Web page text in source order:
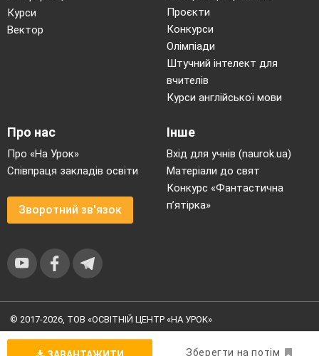
сумне, великеє, зле, живе, слово істини, слово
правди, слово любові, веселеє, незле, святеє,
найкраще, мудре, нове, пророче, огненне.
— козацьке, дівоче, щире, єдине, ніжне,
жіноче, погане, трудне, розбите, старе, чисте,
живе, одиноке, нелукаве, убоге.
— епітети, які у
фольклорних творах, а іноді в інших, часто
вживаються з тими самими словами.
Можна виділити
1.
Портретні характеристики людини
очі, чорні брови, дрібні сльози, стан гнучкий,
дівчина чорнобрива, біле тіло, личко біле,
козаченько молодий, дрібні сльози;
Зберегти на потім
Курси
Вектор
Проєкти
Конкурси
Олімпіади
Штучний інтелект для
вчителів
Курси англійської мови
Про нас
Про «На Урок»
Співпраця закладів освіти
Зворотний зв'язок
Інше
Вхід для учнів (naurok.ua)
Матеріали до свят
Конкурс «Фантастична
п’ятірка»
© 2017-2026, ТОВ «ОСВІТНІЙ ЦЕНТР «НА УРОК»
конфіденційності